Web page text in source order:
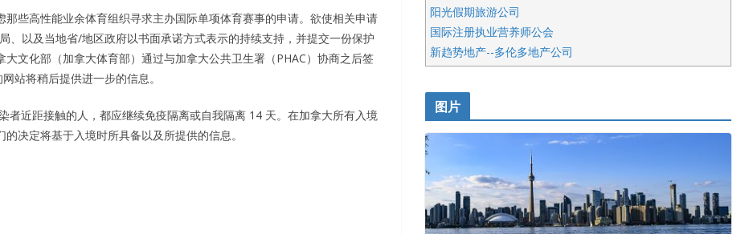
些高性能业余体育组织寻求主办国际单项体育赛事的申请。欲使相关申请
、以及当地省/地区政府以书面承诺方式表示的持续支持，并提交一份保护
文化部（加拿大体育部）通过与加拿大公共卫生署（PHAC）协商之后签
站将稍后提供进一步的信息。
近距接触的人，都应继续免疫隔离或自我隔离 14 天。在加拿大所有入境
决定将基于入境时所具备以及所提供的信息。
阳光假期旅游公司
国际注册执业营养师公会
新趋势地产--多伦多地产公司
呱呱电器
开明车行KS CAR SALES & SERVICE
健健宝公司
皇后金融集团
正点印艺设计
图片